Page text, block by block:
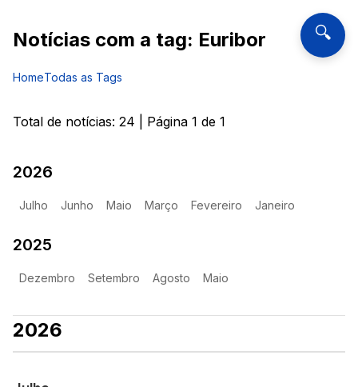
🔍
Notícias com a tag: Euribor
HomeTodas as Tags
Total de notícias: 24 | Página 1 de 1
2026
Julho Junho Maio Março Fevereiro Janeiro
2025
Dezembro Setembro Agosto Maio
2026